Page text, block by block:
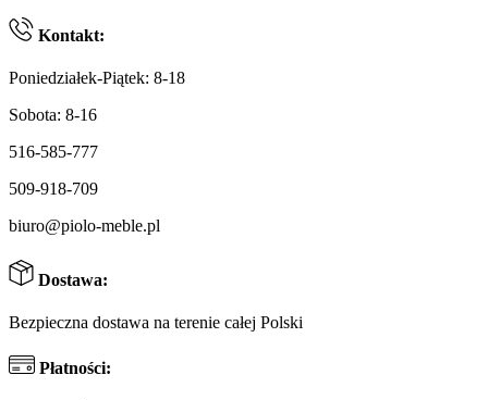
Kontakt:
Poniedziałek-Piątek: 8-18
Sobota: 8-16
516-585-777
509-918-709
biuro@piolo-meble.pl
Dostawa:
Bezpieczna dostawa na terenie całej Polski
Płatności: